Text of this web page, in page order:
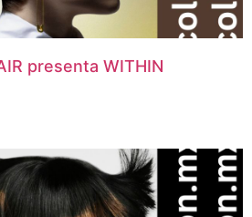
presenta WITHIN